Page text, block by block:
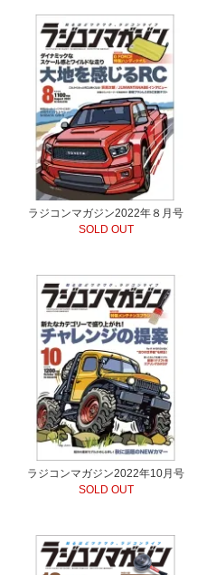
ラジコンマガジン2022年８月号
SOLD OUT
ラジコンマガジン2022年10月号
SOLD OUT